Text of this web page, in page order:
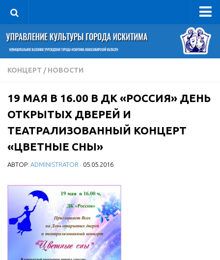
Управление
Руководитель
Сведения об организации
Книга почета культуры
Фотогалерея
Документы
Учредительные документы
Правовая база
Отчеты о деятельности
Учреждения культуры
МБУ Дом культуры «Молодость»
МБУ Дом культуры «Октябрь»
КОНЦЕРТ / НОВОСТИ
19 МАЯ В 16.00 В ДК «РОССИЯ» ДЕНЬ
ОТКРЫТЫХ ДВЕРЕЙ И
ТЕАТРАЛИЗОВАННЫЙ КОНЦЕРТ
«ЦВЕТНЫЕ СНЫ»
АВТОР: ADMINISTRATOR · 05.05.2016